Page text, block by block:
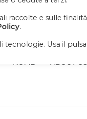
HOME ABOUT US
raccolte e sulle
.
Usa il